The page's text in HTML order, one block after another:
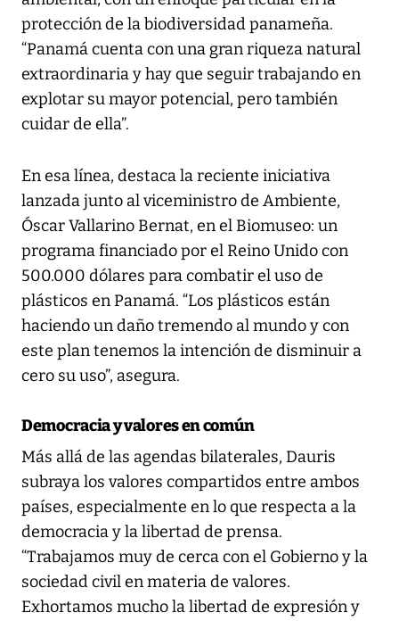
protección de la biodiversidad panameña.
“Panamá cuenta con una gran riqueza natural
extraordinaria y hay que seguir trabajando en
explotar su mayor potencial, pero también
cuidar de ella”.
En esa línea, destaca la reciente iniciativa
lanzada junto al viceministro de Ambiente,
Óscar Vallarino Bernat, en el Biomuseo: un
programa financiado por el Reino Unido con
500.000 dólares para combatir el uso de
plásticos en Panamá. “Los plásticos están
haciendo un daño tremendo al mundo y con
este plan tenemos la intención de disminuir a
cero su uso”, asegura.
Democracia y valores en común
Más allá de las agendas bilaterales, Dauris
subraya los valores compartidos entre ambos
países, especialmente en lo que respecta a la
democracia y la libertad de prensa.
“Trabajamos muy de cerca con el Gobierno y la
sociedad civil en materia de valores.
Exhortamos mucho la libertad de expresión y